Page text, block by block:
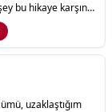
bu hikaye karşına
her daim tutmaya
uzaklaştığım